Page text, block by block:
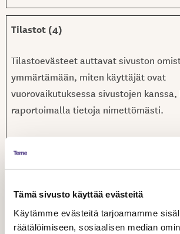
Tämä sivusto käyttää evästeitä
Käytämme evästeitä tarjoamamme
räätälöimiseen, sosiaalisen median
Tilastot (4)
Tilastoevästeet auttavat sivuston
ymmärtämään, miten käyttäjät ovat
vuorovaikutuksessa sivustojen
raportoimalla tietoja nimettömästi.
Nimi Tarjoaja Tarkoitus
_ga Google
Registers a